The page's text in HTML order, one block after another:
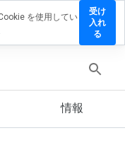
情報
を使用してい
受け
入れ
る